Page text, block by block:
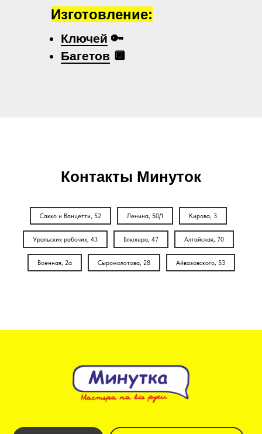
Ключей 🔑
Багетов 🔲
Изготовление:
Контакты Минуток
Сакко и Ванцетти, 52 Ленина, 50/1 Кирова, 3
Уральских рабочих, 43 Блюхера, 47 Алтайская, 70
Военная, 2а Сыромолотова, 28 Айвазовского, 53